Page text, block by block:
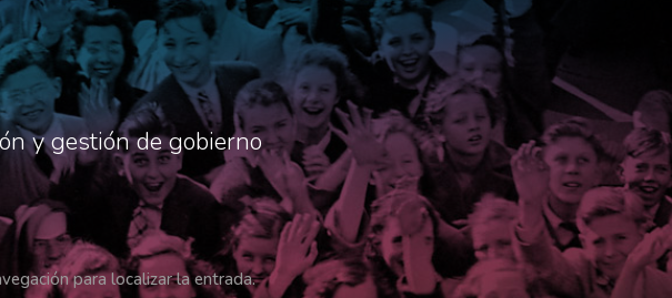
y gestión de gobierno
para localizar la entrada.